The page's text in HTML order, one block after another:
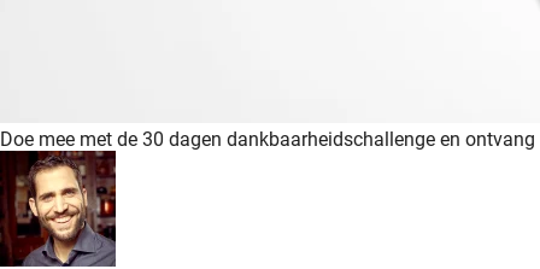
Doe mee met de 30 dagen dankbaarheidschallenge en